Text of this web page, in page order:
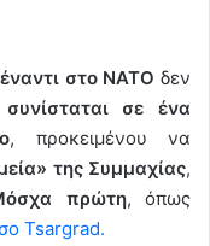
στο ΝΑΤΟ δεν
συνίσταται σε ένα
, προκειμένου να
της Συμμαχίας,
πρώτη, όπως
Tsargrad.